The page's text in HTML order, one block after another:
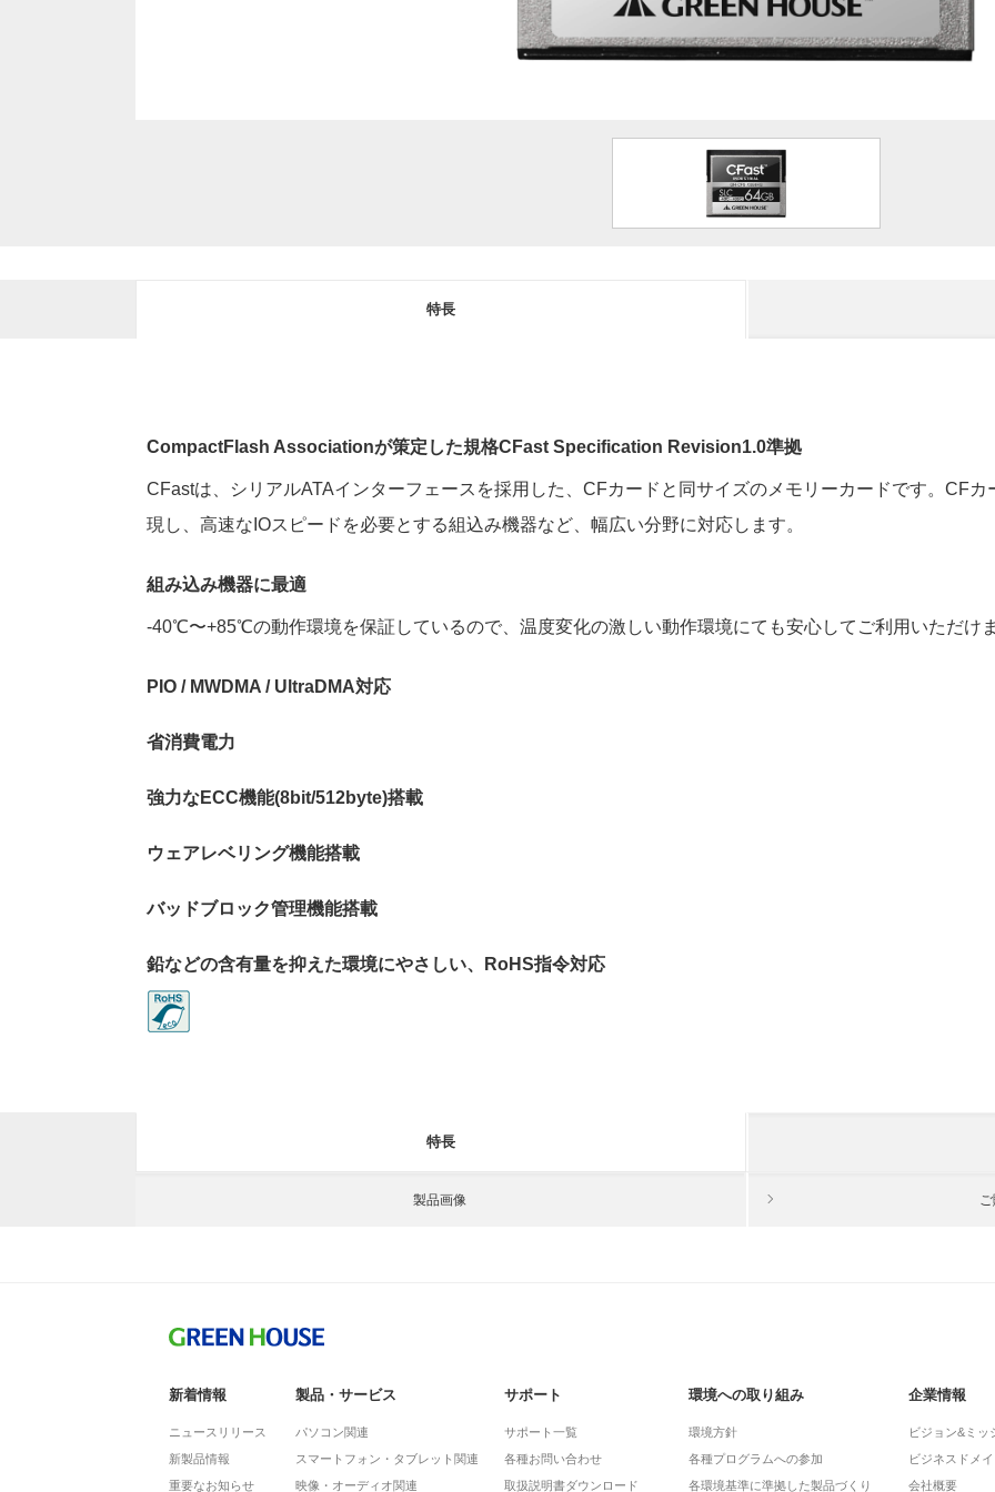
特長
CompactFlash Associationが策定した規格CFast Specification Revision1.0準拠
CFastは、シリアルATAインターフェースを採用した、CFカードと同サイズのメモリーカードです。CF
現し、高速なIOスピードを必要とする組込み機器など、幅広い分野に対応します。
組み込み機器に最適
-40℃〜+85℃の動作環境を保証しているので、温度変化の激しい動作環境にても安心してご利用いただけ
PIO / MWDMA / UltraDMA対応
省消費電力
強力なECC機能(8bit/512byte)搭載
ウェアレベリング機能搭載
バッドブロック管理機能搭載
鉛などの含有量を抑えた環境にやさしい、RoHS指令対応
特長
製品画像
新着情報
ニュースリリース
新製品情報
重要なお知らせ
製品・サービス
パソコン関連
スマートフォン・タブレット関連
映像・オーディオ関連
サポート
サポート一覧
各種お問い合わせ
取扱説明書ダウンロード
環境への取り組み
環境方針
各種プログラムへの参加
各環境基準に準拠した製品づくり
企業情報
ビジョン&ミッ
ビジネスドメ
会社概要